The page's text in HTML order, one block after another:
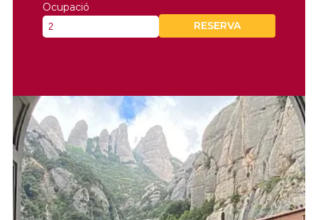
Ocupació
RESERVA